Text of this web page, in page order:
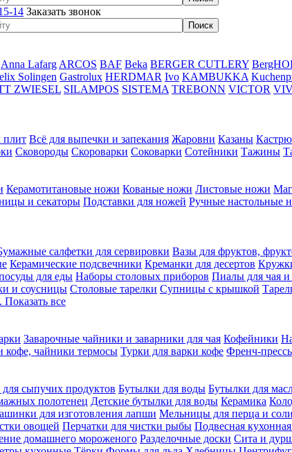
14 Заказать звонок
Anna Lafarg ARCOS BAF Beka BERGER CUTLERY
Solingen Gastrolux HERDMAR Ivo KAMBUKKA
ZWIESEL SILAMPOS SISTEMA TREBONN VICTOR
плит Всё для выпечки и запекания Жаровни Казаны
Сковороды Скороварки Соковарки Сотейники Тажины
Керамотитановые ножи Кованые ножи Листовые ножи
и секаторы Подставки для ножей Ручные настольные
салфетки для сервировки Вазы для фруктов,
Керамические подсвечники Креманки для десертов
для еды Наборы столовых приборов Пиалы для чая и
и соусницы Столовые тарелки Супницы с крышкой
Показать все
Заварочные чайники и заварники для чая Кофейники
кофе, чайники термосы Турки для варки кофе Френч-
сыпучих продуктов Бутылки для воды Бутылки для
полотенец Детские бутылки для воды Керамика
для изготовления лапши Мельницы для перца и соли
овощей Перчатки для чистки рыбы Подвесная
домашнего мороженого Разделочные доски Сита и